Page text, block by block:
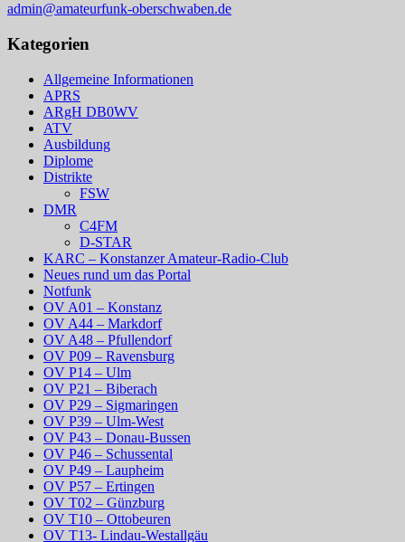
admin@amateurfunk-oberschwaben.de
Kategorien
Allgemeine Informationen
APRS
ARgH DB0WV
ATV
Ausbildung
Diplome
Distrikte
FSW
DMR
C4FM
D-STAR
KARC – Konstanzer Amateur-Radio-Club
Neues rund um das Portal
Notfunk
OV A01 – Konstanz
OV A44 – Markdorf
OV A48 – Pfullendorf
OV P09 – Ravensburg
OV P14 – Ulm
OV P21 – Biberach
OV P29 – Sigmaringen
OV P39 – Ulm-West
OV P43 – Donau-Bussen
OV P46 – Schussental
OV P49 – Laupheim
OV P57 – Ertingen
OV T02 – Günzburg
OV T10 – Ottobeuren
OV T13- Lindau-Westallgäu